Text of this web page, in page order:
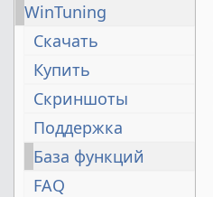
WinTuning
Скачать
Купить
Скриншоты
Поддержка
База функций
FAQ